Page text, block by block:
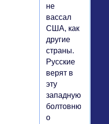
не
вассал
США, как
другие
страны.
Русские
верят в
эту
западную
болтовню
о